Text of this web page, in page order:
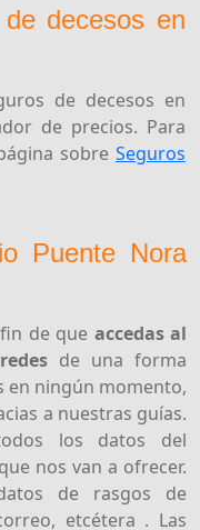
decesos en
de decesos en
de precios. Para
sobre Seguros
Puente Nora
de que accedas al
de una forma
en ningún momento,
a nuestras guías.
los datos del
nos van a ofrecer.
de rasgos de
etcétera . Las